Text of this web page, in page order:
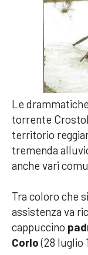
Le
torrente
territorio
tremenda
anche vari
Tra coloro che
assistenza va
cappuccino
Corlo(28 luglio